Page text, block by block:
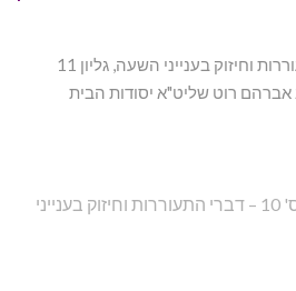
'ושכנתי בתוכם' – דברי התעוררות וחיזוק בענייני השעה, גליון 11
רוט שליט"א יסודות הבית